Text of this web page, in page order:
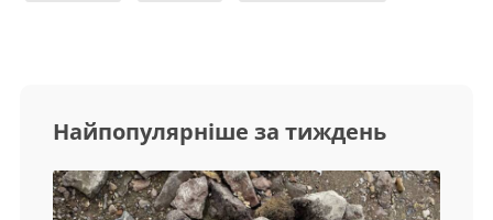
Найпопулярніше за тиждень